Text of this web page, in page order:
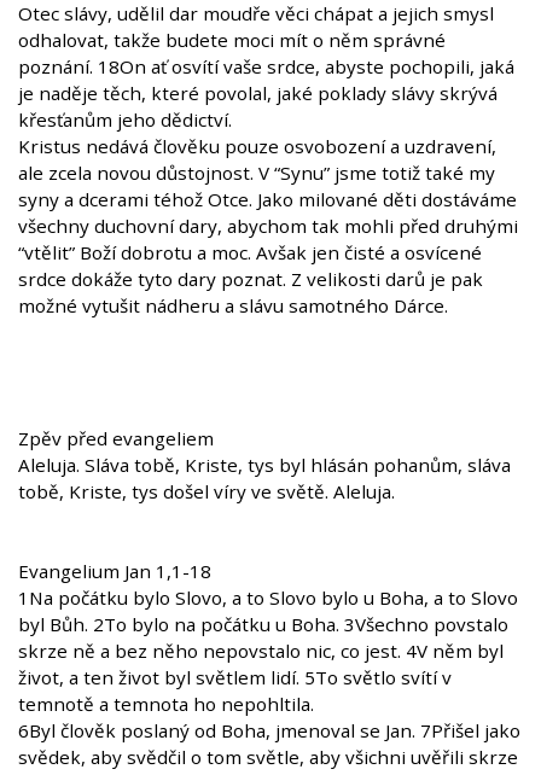
Otec slávy, udělil dar moudře věci chápat a jejich smysl
odhalovat, takže budete moci mít o něm správné
poznání. 18On ať osvítí vaše srdce, abyste pochopili, jaká
je naděje těch, které povolal, jaké poklady slávy skrývá
křesťanům jeho dědictví.
Kristus nedává člověku pouze osvobození a uzdravení,
ale zcela novou důstojnost. V “Synu” jsme totiž také my
syny a dcerami téhož Otce. Jako milované děti dostáváme
všechny duchovní dary, abychom tak mohli před druhými
“vtělit” Boží dobrotu a moc. Avšak jen čisté a osvícené
srdce dokáže tyto dary poznat. Z velikosti darů je pak
možné vytušit nádheru a slávu samotného Dárce.
Zpěv před evangeliem
Aleluja. Sláva tobě, Kriste, tys byl hlásán pohanům, sláva
tobě, Kriste, tys došel víry ve světě. Aleluja.
Evangelium Jan 1,1-18
1Na počátku bylo Slovo, a to Slovo bylo u Boha, a to Slovo
byl Bůh. 2To bylo na počátku u Boha. 3Všechno povstalo
skrze ně a bez něho nepovstalo nic, co jest. 4V něm byl
život, a ten život byl světlem lidí. 5To světlo svítí v
temnotě a temnota ho nepohltila.
6Byl člověk poslaný od Boha, jmenoval se Jan. 7Přišel jako
svědek, aby svědčil o tom světle, aby všichni uvěřili skrze